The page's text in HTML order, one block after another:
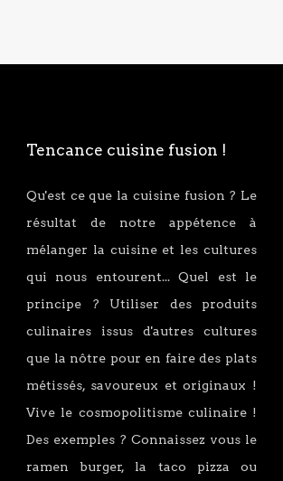
Tencance cuisine fusion !
Qu'est ce que la cuisine fusion ? Le
résultat de notre appétence à
mélanger la cuisine et les cultures
qui nous entourent... Quel est le
principe ? Utiliser des produits
culinaires issus d'autres cultures
que la nôtre pour en faire des plats
métissés, savoureux et originaux !
Vive le cosmopolitisme culinaire !
Des exemples ? Connaissez vous le
ramen burger, la taco pizza ou